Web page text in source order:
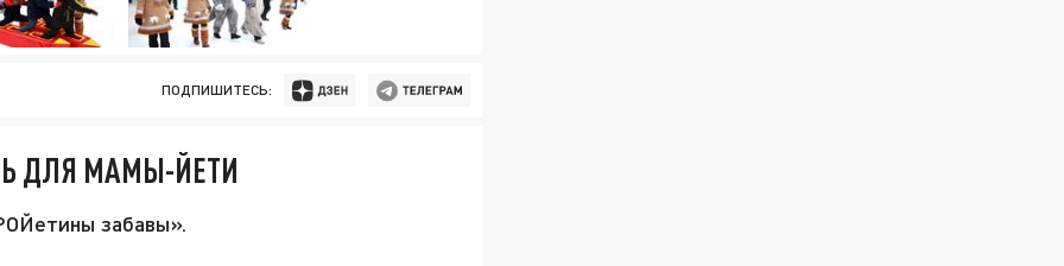
ПОДПИШИТЕСЬ:
ДЛЯ МАМЫ-ЙЕТИ
забавы».